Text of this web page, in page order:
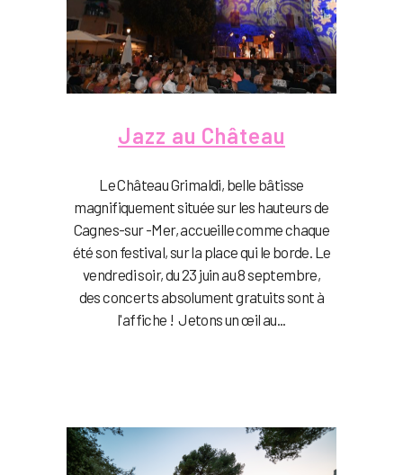
Jazz au Château
Le Château Grimaldi, belle bâtisse
magnifiquement située sur les hauteurs de
Cagnes-sur -Mer, accueille comme chaque
été son festival, sur la place qui le borde. Le
vendredi soir, du 23 juin au 8 septembre,
des concerts absolument gratuits sont à
l'affiche ! Jetons un œil au...